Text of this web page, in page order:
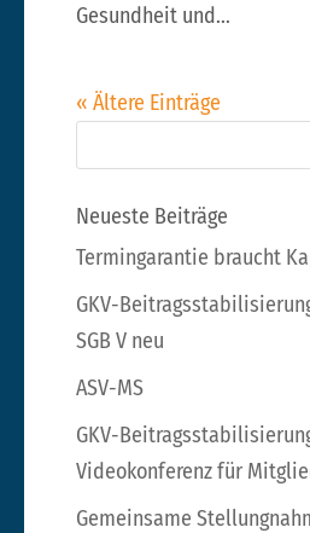
Gesundheit und...
« Ältere Einträge
Neueste Beiträge
Termingarantie braucht
GKV-
SGB V neu
ASV-MS
GKV-
Videokonferenz für
Gemeinsame